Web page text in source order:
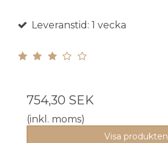
Leveranstid: 1 vecka
754,30 SEK
(inkl. moms)
Visa produkten